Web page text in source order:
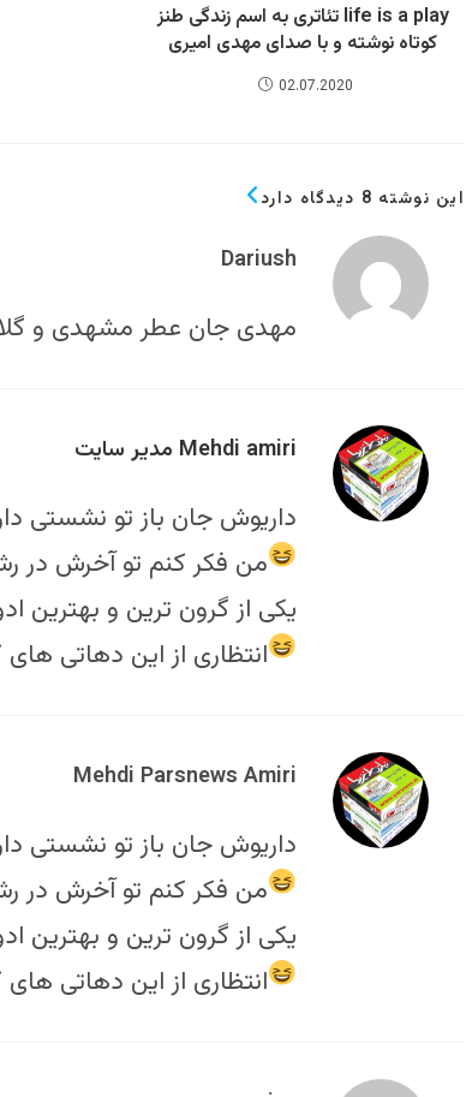
life is a play تئاتری به اسم زندگی طنز
کوتاه نوشته و با صدای مهدی امیری
02.07.2020
این نوشته 8 دیدگاه دارد
Dariush
مهدی جان عطر مشهدی و
Mehdi amiri مدیر سایت
داریوش جان باز تو نشستی
من فکر کنم تو آخرش در
یکی از گرون ترین و بهترین
انتظاری از این دهاتی
Mehdi Parsnews Amiri
داریوش جان باز تو نشستی
من فکر کنم تو آخرش در
یکی از گرون ترین و بهترین
انتظاری از این دهاتی